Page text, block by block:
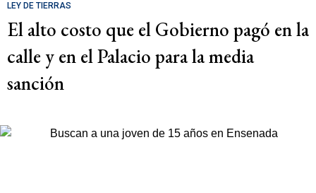
LEY DE TIERRAS
El alto costo que el Gobierno pagó en la
calle y en el Palacio para la media
sanción